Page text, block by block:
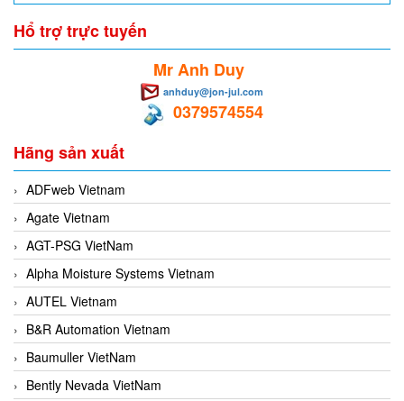
Hổ trợ trực tuyến
Mr Anh Duy
anhduy@jon-jul.com
0379574554
Hãng sản xuất
ADFweb Vietnam
Agate Vietnam
AGT-PSG VietNam
Alpha Moisture Systems Vietnam
AUTEL Vietnam
B&R Automation Vietnam
Baumuller VietNam
Bently Nevada VietNam